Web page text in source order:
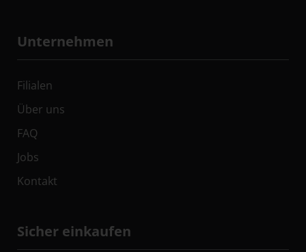
Unternehmen
Filialen
Über uns
FAQ
Jobs
Kontakt
Sicher einkaufen